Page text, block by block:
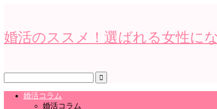
婚活のススメ！選ばれる女性に
婚活コラム
婚活コラム